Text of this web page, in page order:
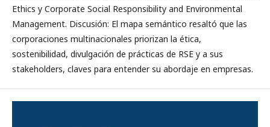
Ethics y Corporate Social Responsibility and Environmental
Management. Discusión: El mapa semántico resaltó que las
corporaciones multinacionales priorizan la ética,
sostenibilidad, divulgación de prácticas de RSE y a sus
stakeholders, claves para entender su abordaje en empresas.